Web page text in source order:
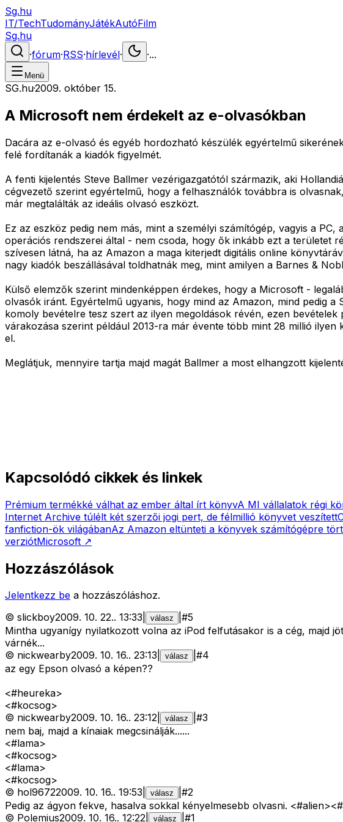
Sg.hu
IT/TechTudományJátékAutóFilm
Sg.hu
·fórum·RSS·hírlevél· ·...
Menü
SG.hu·2009. október 15.
A Microsoft nem érdekelt az e-olvasókban
Dacára az e-olvasó és egyéb hordozható készülék egyértelmű
felé fordítanák a kiadók figyelmét.
A fenti kijelentés Steve Ballmer vezérigazgatótól származik, aki
cégvezető szerint egyértelmű, hogy a felhasználók továbbra is
már megtalálták az ideális olvasó eszközt.
Ez az eszköz pedig nem más, mint a személyi számítógép, vagyis a
operációs rendszerei által - nem csoda, hogy ők inkább ezt a területet
szívesen látná, ha az Amazon a maga kiterjedt digitális online
nagy kiadók beszállásával toldhatnák meg, mint amilyen a Barnes &
Külső elemzők szerint mindenképpen érdekes, hogy a Microsoft -
olvasók iránt. Egyértelmű ugyanis, hogy mind az Amazon, mind pedig
komoly bevételre tesz szert az ilyen megoldások révén, ezen
várakozása szerint például 2013-ra már évente több mint 28 millió
el.
Meglátjuk, mennyire tartja majd magát Ballmer a most elhangzott
Kapcsolódó cikkek és linkek
Prémium termékké válhat az ember által írt könyvA MI vállalatok régi
Internet Archive túlélt két szerzői jogi pert, de félmillió könyvet veszített
fanfiction-ök világábanAz Amazon eltünteti a könyvek számítógépre
verziótMicrosoft ↗
Hozzászólások
Jelentkezz be a hozzászóláshoz.
© slickboy2009. 10. 22.. 13:33 válasz #5
Mintha ugyanígy nyilatkozott volna az iPod felfutásakor is a cég, majd
várnék...
© nickwearby2009. 10. 16.. 23:13 válasz #4
az egy Epson olvasó a képen??
<#heureka>
<#kocsog>
© nickwearby2009. 10. 16.. 23:12 válasz #3
nem baj, majd a kínaiak megcsinálják......
<#lama>
<#kocsog>
<#lama>
<#kocsog>
© hol96722009. 10. 16.. 19:53 válasz #2
Pedig az ágyon fekve, hasalva sokkal kényelmesebb olvasni. <#alien>
© Polemius2009. 10. 16.. 12:22 válasz #1